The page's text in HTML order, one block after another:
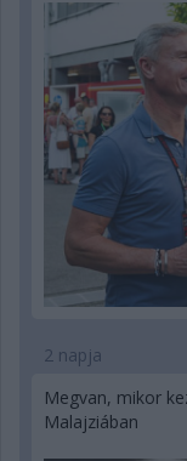
2 napja
Megvan, mikor
Malajziában